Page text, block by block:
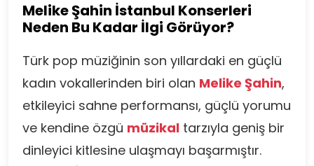
Melike Şahin İstanbul Konserleri
Neden Bu Kadar İlgi Görüyor?
Türk pop müziğinin son yıllardaki en güçlü
kadın vokallerinden biri olan Melike Şahin,
etkileyici sahne performansı, güçlü yorumu
ve kendine özgü müzikal tarzıyla geniş bir
dinleyici kitlesine ulaşmayı başarmıştır.